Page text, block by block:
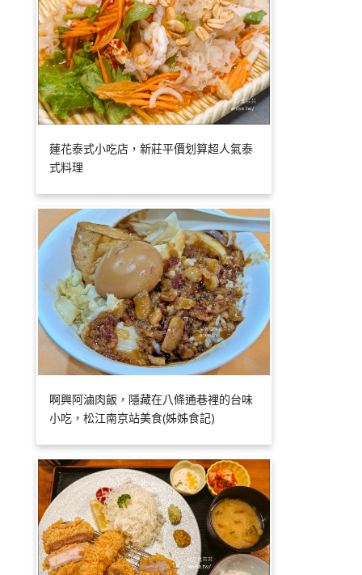
蓮花泰式小吃店，新莊平價划算超人氣泰
式料理
啊興阿滷肉飯，隱藏在八條通巷裡的台味
小吃，松江南京站美食(姊姊食記)